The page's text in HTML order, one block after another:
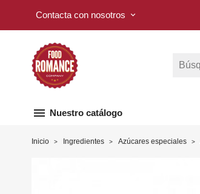
Contacta con nosotros keyboard_arrow_down
menu Nuestro catálogo
Inicio Ingredientes Azúcares especiales